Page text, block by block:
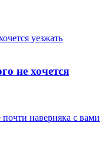
не хочется